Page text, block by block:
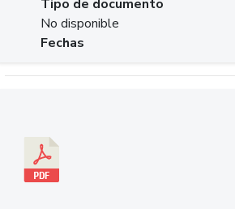
Tipo de documento
No disponible
Fechas